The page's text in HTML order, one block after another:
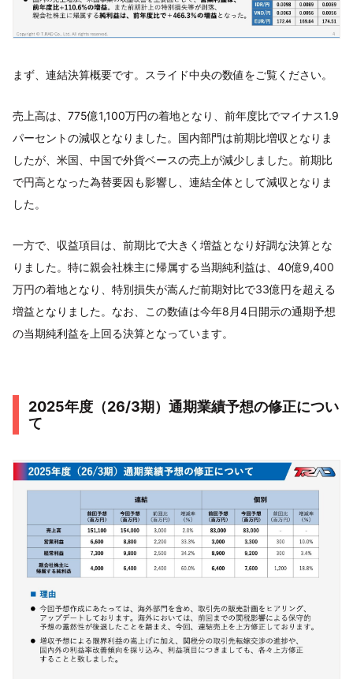
まず、連結決算概要です。スライド中央の数値をご覧ください。
売上高は、775億1,100万円の着地となり、前年度比でマイナス1.9
パーセントの減収となりました。国内部門は前期比増収となりま
したが、米国、中国で外貨ベースの売上が減少しました。前期比
で円高となった為替要因も影響し、連結全体として減収となりま
した。
一方で、収益項目は、前期比で大きく増益となり好調な決算とな
りました。特に親会社株主に帰属する当期純利益は、40億9,400
万円の着地となり、特別損失が嵩んだ前期対比で33億円を超える
増益となりました。なお、この数値は今年8月4日開示の通期予想
の当期純利益を上回る決算となっています。
2025年度（26/3期）通期業績予想の修正につい
て